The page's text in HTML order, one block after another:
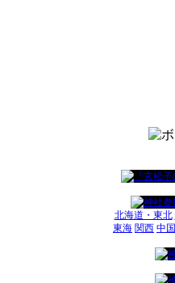
北海道・東北
東海 関西 中国